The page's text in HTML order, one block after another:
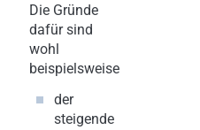
Die Gründe
dafür sind
wohl
beispielsweise
der
steigende